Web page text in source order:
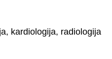
kardiologija, radiologija